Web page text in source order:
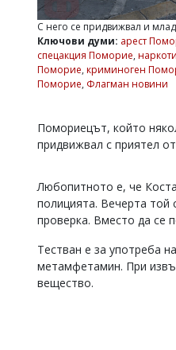
Касабова,
k.kassabova@flagman.bg
Главен
редактор:
office@flagman.bg
статиите
въвеждат
читателите
С него се придвижвал и
Ключови думи: арест
спецакция Поморие,
Поморие, криминоген
Поморие, Флагман новини
Помориецът, който
придвижвал с приятел
Любопитното е, че
полицията. Вечерта той
проверка. Вместо да се
Тестван е за употреба
метамфетамин. При
вещество.